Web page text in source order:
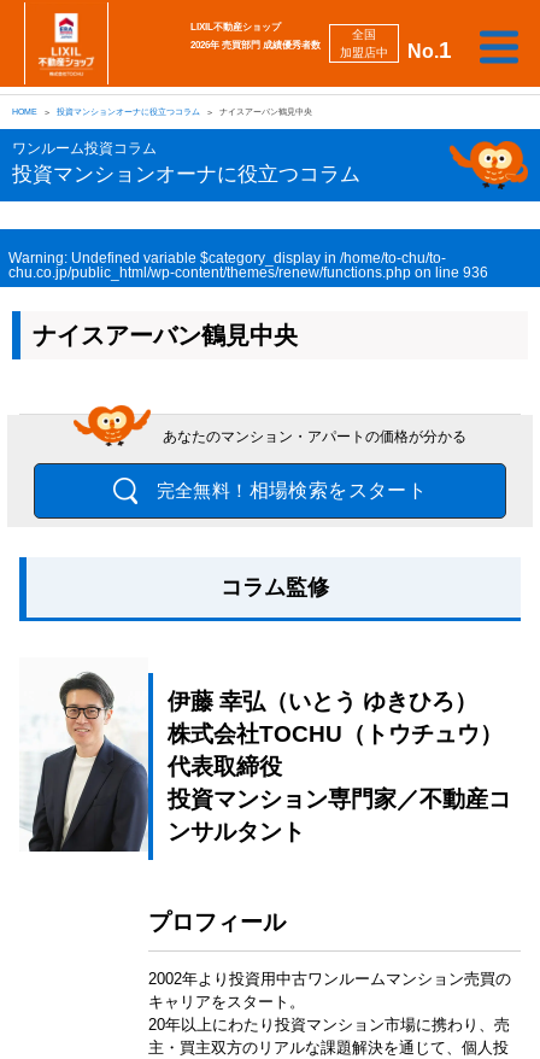
No.1
全国
加盟店中
LIXIL不動産ショップ
2026年 売買部門 成績優秀者数
売
り
た
い
買
い
た
い
相
談
し
た
い
勉
強
し
た
い
強
み
会
社
案
採
用
情
査定
HOME 投資マンションオーナに役立つコラム ナイスアーバン鶴見中央
ワンルーム投資コラム
投資マンションオーナに役立つコラム
Warning: Undefined variable $category_display in /home/to-chu/to-
chu.co.jp/public_html/wp-content/themes/renew/functions.php on line 936
ナイスアーバン鶴見中央
あなたのマンション・アパートの価格が分かる
完全無料！ 相場検索をスタート
コラム監修
伊藤 幸弘（いとう ゆきひろ）
株式会社TOCHU（トウチュウ）
代表取締役
投資マンション専門家／不動産コ
ンサルタント
プロフィール
2002年より投資用中古ワンルームマンション売買の
キャリアをスタート。
20年以上にわたり投資マンション市場に携わり、売
主・買主双方のリアルな課題解決を通じて、個人投